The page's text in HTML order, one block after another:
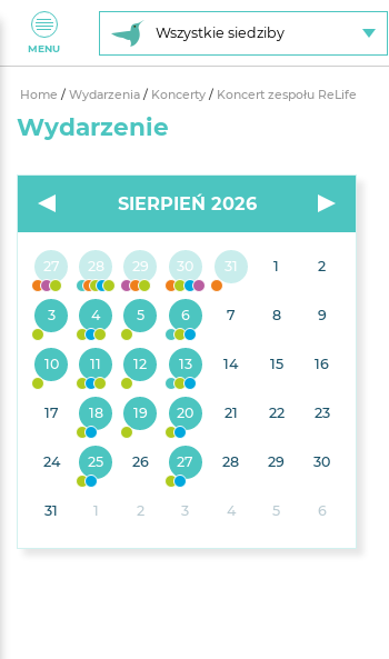
MENU
Wszystkie siedziby
Home / Wydarzenia / Koncerty / Koncert zespołu ReLife
Wydarzenie
SIERPIEŃ 2026
27 28 29 30 31 1 2
3 4 5 6 7 8 9
10 11 12 13 14 15 16
17 18 19 20 21 22 23
24 25 26 27 28 29 30
31 1 2 3 4 5 6